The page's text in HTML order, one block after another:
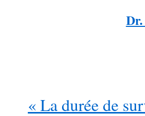
« La durée de